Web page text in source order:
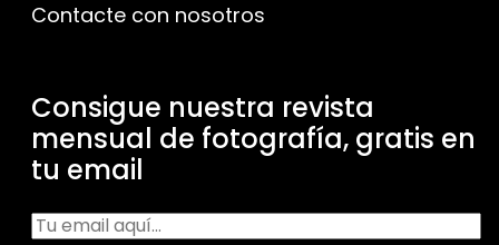
Contacte con nosotros
Consigue nuestra revista
mensual de fotografía, gratis en
tu email